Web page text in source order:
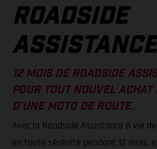
ROADSIDE
ASSISTANCE
12 MOIS DE ROADSIDE
POUR TOUT NOUVEL ACHAT
D'UNE MOTO DE ROUTE.
Avec la Roadside Assistance à vie
en toute sérénité pendant 12 mois,